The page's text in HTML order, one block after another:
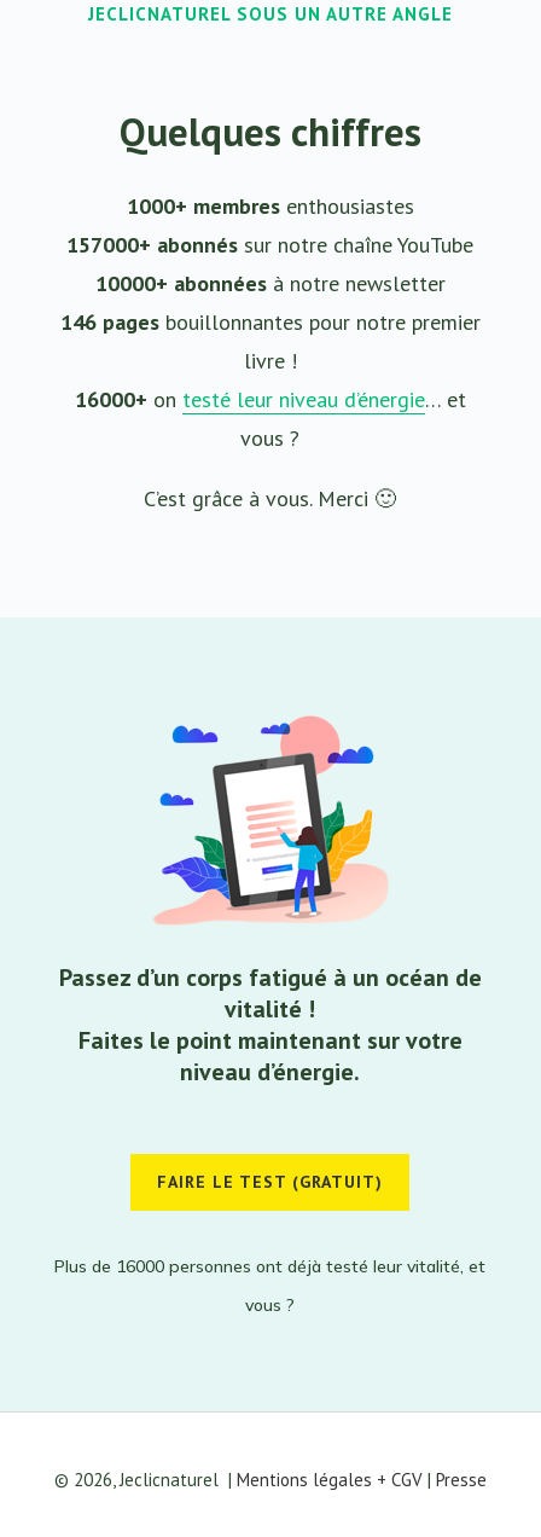
JECLICNATUREL SOUS UN AUTRE ANGLE
Quelques chiffres
1000+ membresenthousiastes
157000+ abonnés sur notre chaîne YouTube
10000+ abonnéesà notre newsletter
146 pagesbouillonnantes pour notre premier
livre !
16000+ on testé leur niveau d’énergie… et
vous ?
C’est grâce à vous. Merci 🙂
Passez d’un corps fatigué à un océan de
vitalité !
Faites le point maintenant sur votre
niveau d’énergie.
FAIRE LE TEST (GRATUIT)
Plus de 16000 personnes ont déjà testé leur vitalité, et
vous ?
© 2026, Jeclicnaturel | Mentions légales + CGV| Presse